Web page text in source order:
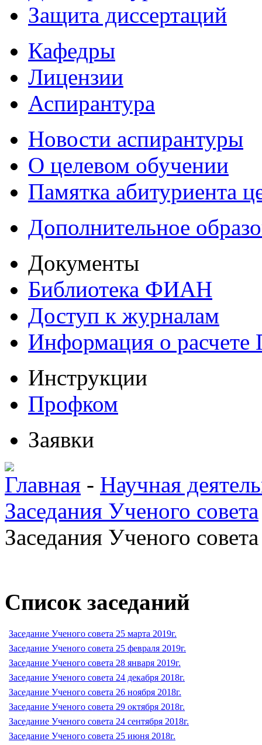
Защита диссертаций
Кафедры
Лицензии
Аспирантура
Новости аспирантуры
О целевом обучении
Памятка абитуриента
Дополнительное
Документы
Библиотека ФИАН
Доступ к журналам
Информация о
Инструкции
Профком
Заявки
Главная - Научная
Заседания Ученого совета
Заседания Ученого
Список заседаний
Заседание Ученого совета 25 марта 2019г.
Заседание Ученого совета 25 февраля 2019г.
Заседание Ученого совета 28 января 2019г.
Заседание Ученого совета 24 декабря 2018г.
Заседание Ученого совета 26 ноября 2018г.
Заседание Ученого совета 29 октября 2018г.
Заседание Ученого совета 24 сентября 2018г.
Заседание Ученого совета 25 июня 2018г.